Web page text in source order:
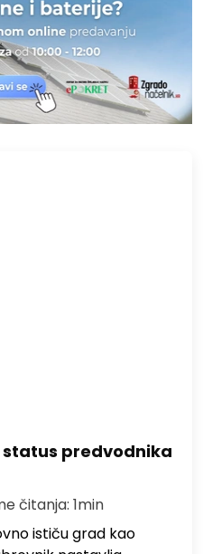
predvodnika
čitanja: 1min
ističu grad kao